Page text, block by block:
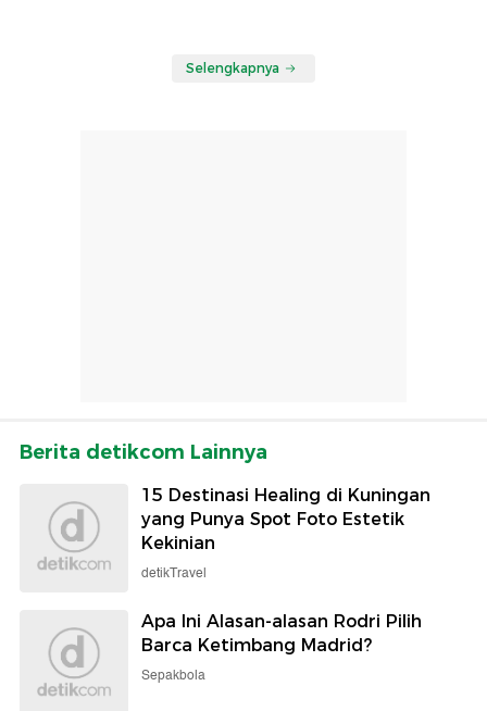
Selengkapnya
Berita detikcom Lainnya
15 Destinasi Healing di Kuningan
yang Punya Spot Foto Estetik
Kekinian
detikTravel
Apa Ini Alasan-alasan Rodri Pilih
Barca Ketimbang Madrid?
Sepakbola